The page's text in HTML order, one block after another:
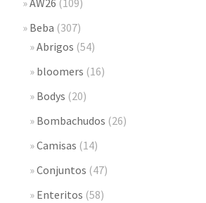
AW26 (109)
Beba (307)
Abrigos (54)
bloomers (16)
Bodys (20)
Bombachudos (26)
Camisas (14)
Conjuntos (47)
Enteritos (58)